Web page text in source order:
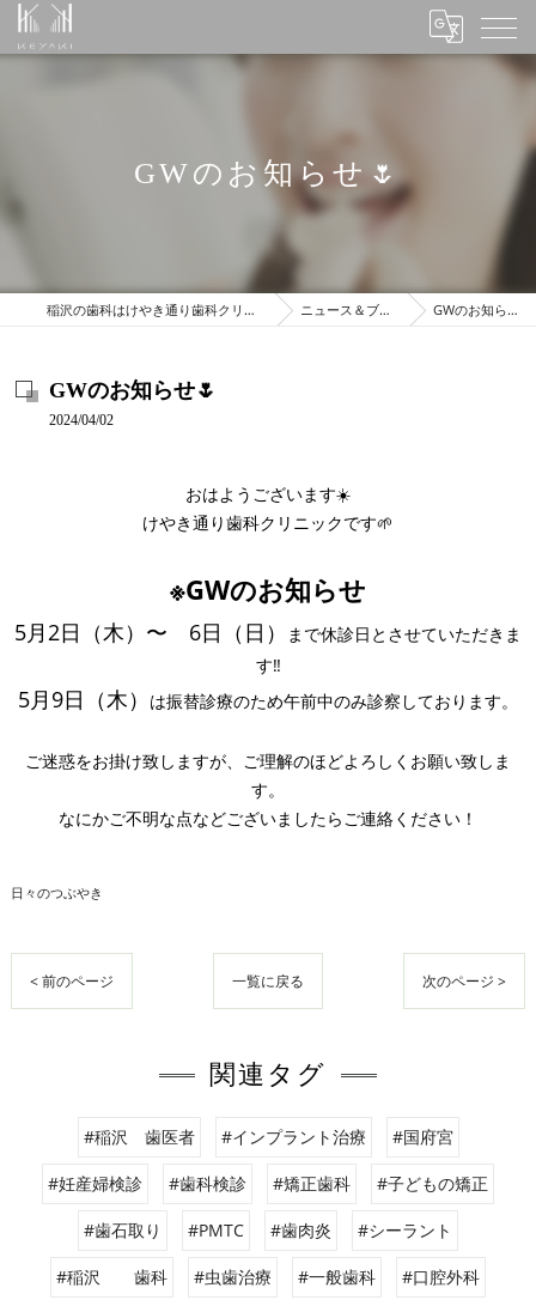
GWのお知らせ🌷
稲沢の歯科はけやき通り歯科クリニック ニュース＆ブログ GWのお知らせ🌷
GWのお知らせ🌷
2024/04/02
おはようございます☀️
けやき通り歯科クリニックです🌱
※GWのお知らせ
5月2日（木）〜 6日（日）
まで休診日とさせていただきま
す‼︎
5月9日（木） は振替診療のため午前中のみ診察しております。
ご迷惑をお掛け致しますが、ご理解のほどよろしくお願い致しま
す。
なにかご不明な点などございましたらご連絡ください！
日々のつぶやき
< 前のページ 一覧に戻る 次のページ >
関連タグ
#稲沢 歯医者 #インプラント治療 #国府宮
#妊産婦検診 #歯科検診 #矯正歯科 #子どもの矯正
#歯石取り #PMTC #歯肉炎 #シーラント
#稲沢 歯科 #虫歯治療 #一般歯科 #口腔外科